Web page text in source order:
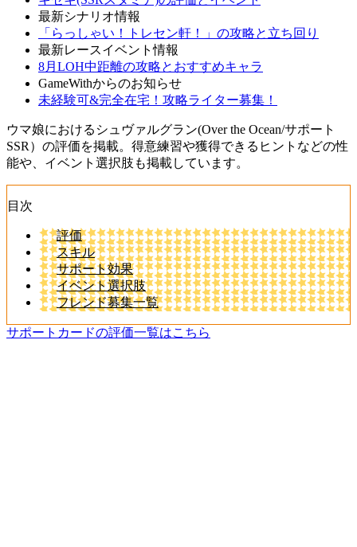
最新シナリオ情報
「らっしゃい！トレセン軒！」の攻略と立ち回り
最新レースイベント情報
8月LOH中距離の攻略とおすすめキャラ
GameWithからのお知らせ
未経験可&完全在宅！攻略ライター募集！
ウマ娘におけるシュヴァルグラン(Over the Ocean/サポート
SSR）の評価を掲載。得意練習や獲得できるヒントなどの性
能や、イベント選択肢も掲載しています。
目次
評価
スキル
サポート効果
イベント選択肢
フレンド募集一覧
サポートカードの評価一覧はこちら